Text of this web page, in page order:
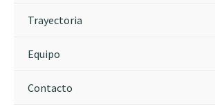
Trayectoria
Equipo
Contacto